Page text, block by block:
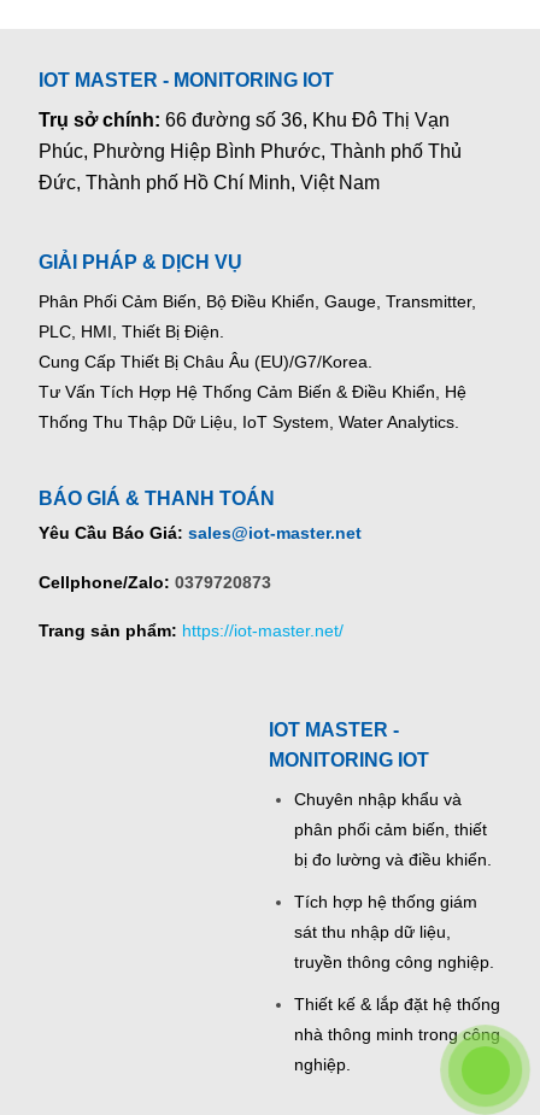
IOT MASTER - MONITORING IOT
Trụ sở chính:66 đường số 36, Khu Đô Thị Vạn
Phúc, Phường Hiệp Bình Phước, Thành phố Thủ
Đức, Thành phố Hồ Chí Minh, Việt Nam
GIẢI PHÁP & DỊCH VỤ
Phân Phối Cảm Biến, Bộ Điều Khiển, Gauge, Transmitter,
PLC, HMI, Thiết Bị Điện.
Cung Cấp Thiết Bị Châu Âu (EU)/G7/Korea.
Tư Vấn Tích Hợp Hệ Thống Cảm Biến & Điều Khiển, Hệ
Thống Thu Thập Dữ Liệu, IoT System, Water Analytics.
BÁO GIÁ & THANH TOÁN
Yêu Cầu Báo Giá: sales@iot-master.net
Cellphone/Zalo: 0379720873
Trang sản phẩm: https://iot-master.net/
IOT MASTER -
MONITORING IOT
Chuyên nhập khẩu và
phân phối cảm biến, thiết
bị đo lường và điều khiển.
Tích hợp hệ thống giám
sát thu nhập dữ liệu,
truyền thông công nghiệp.
Thiết kế & lắp đặt hệ thống
nhà thông minh trong công
nghiệp.